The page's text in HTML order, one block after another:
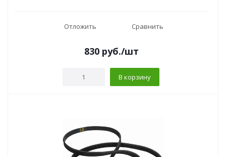
Отложить Сравнить
830руб./шт
В корзину